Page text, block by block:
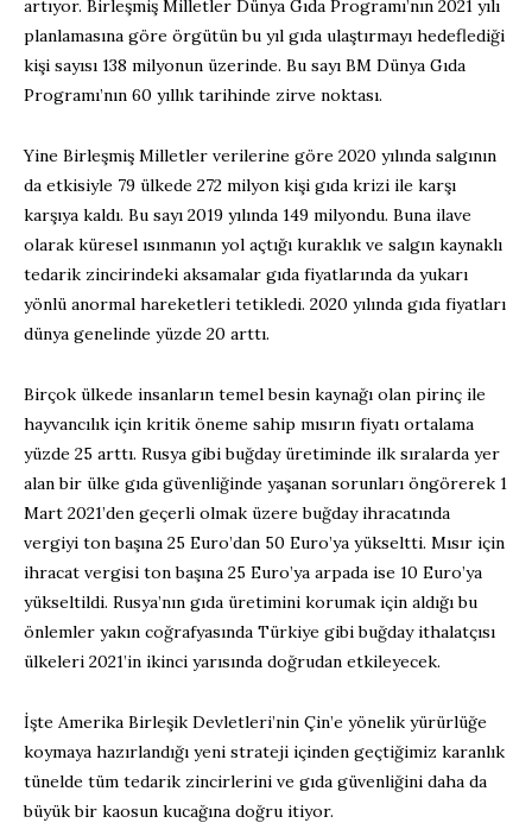
artıyor. Birleşmiş Milletler Dünya Gıda Programı’nın 2021 yılı
planlamasına göre örgütün bu yıl gıda ulaştırmayı hedeflediği
kişi sayısı 138 milyonun üzerinde. Bu sayı BM Dünya Gıda
Programı’nın 60 yıllık tarihinde zirve noktası.
Yine Birleşmiş Milletler verilerine göre 2020 yılında salgının
da etkisiyle 79 ülkede 272 milyon kişi gıda krizi ile karşı
karşıya kaldı. Bu sayı 2019 yılında 149 milyondu. Buna ilave
olarak küresel ısınmanın yol açtığı kuraklık ve salgın kaynaklı
tedarik zincirindeki aksamalar gıda fiyatlarında da yukarı
yönlü anormal hareketleri tetikledi. 2020 yılında gıda fiyatları
dünya genelinde yüzde 20 arttı.
Birçok ülkede insanların temel besin kaynağı olan pirinç ile
hayvancılık için kritik öneme sahip mısırın fiyatı ortalama
yüzde 25 arttı. Rusya gibi buğday üretiminde ilk sıralarda yer
alan bir ülke gıda güvenliğinde yaşanan sorunları öngörerek 1
Mart 2021’den geçerli olmak üzere buğday ihracatında
vergiyi ton başına 25 Euro’dan 50 Euro’ya yükseltti. Mısır için
ihracat vergisi ton başına 25 Euro’ya arpada ise 10 Euro’ya
yükseltildi. Rusya’nın gıda üretimini korumak için aldığı bu
önlemler yakın coğrafyasında Türkiye gibi buğday ithalatçısı
ülkeleri 2021’in ikinci yarısında doğrudan etkileyecek.
İşte Amerika Birleşik Devletleri’nin Çin’e yönelik yürürlüğe
koymaya hazırlandığı yeni strateji içinden geçtiğimiz karanlık
tünelde tüm tedarik zincirlerini ve gıda güvenliğini daha da
büyük bir kaosun kucağına doğru itiyor.